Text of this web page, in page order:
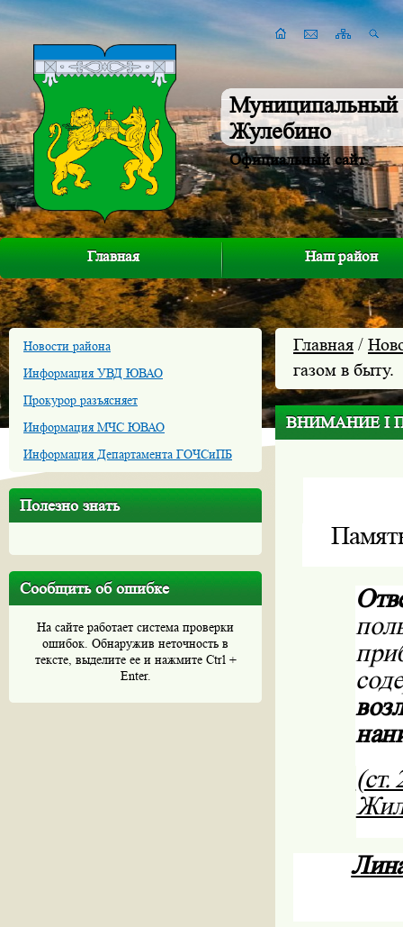
Муниципальный
Жулебино
Официальный сайт
Главная Наш район
Новости района
Информация УВД ЮВАО
Прокурор разъясняет
Информация МЧС ЮВАО
Информация Департамента ГОЧСиПБ
Полезно знать
Сообщить об ошибке
На сайте работает система проверки
ошибок. Обнаружив неточность в
тексте, выделите ее и нажмите Ctrl +
Enter.
Главная /
газом в быту.
ВНИМАНИЕ I
(ст.